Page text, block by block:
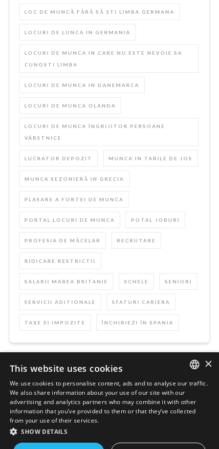
LOC DE MUNCĂ FĂRĂ SĂ ȘTI LIMBA GERMANA
LOCURI DE LUNCA IN GERMANIA
LOCURI DE MUNCA IN CARE NU ESTE NEVOIE SA
CUNOSTI LIMBA
LOCURI DE MUNCA IN DANEMARCA
LOCURI DE MUNCA OLANDA
LOCURI DE MUNCA ÎNGRIJITOR PERSOANE
VÂRSTNICE
LUCRATOR DEPOZIT MUNCA IN TARILE DE JOS
MUNCA SEZONIERĂ IN GRECIA
PLASARE A FORTEI DE MUNCA
PORTAL LOCURI DE MUNCA POTAL JOBURI
PROFESIA DE MĂCELAR RECRUTARE
RIDICARE RESTRICTII
SALARII MAREA BRITANIE SCHELE SENIORI
SERVICII ADITIONALE SFATURI CARIERA
TAXE SI IMPOZITE ÎNCHIRIEZI ÎN SPANIA
ENGLISH
POLISH
×
This website uses cookies
We use cookies to personalise content, ads and to analyse our traffic.
We also share information about your use of our site with our
advertising and analytics partners who may combine it with other
information that you’ve provided to them or that they’ve collected
from your use of their services.
SHOW DETAILS